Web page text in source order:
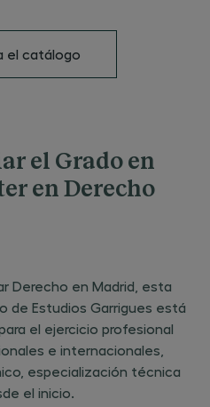
el catálogo
el Grado en
en Derecho
Derecho en Madrid, esta
de Estudios Garrigues está
el ejercicio profesional
e internacionales,
especialización técnica
el inicio.